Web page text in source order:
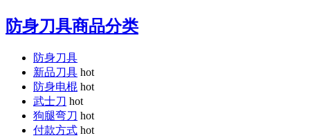
防身刀具商品分类
防身刀具
新品刀具 hot
防身电棍 hot
武士刀 hot
狗腿弯刀 hot
付款方式 hot